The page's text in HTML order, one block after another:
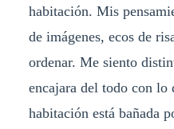
habitación. Mis
de imágenes, ecos de
ordenar. Me siento
encajara del todo con lo
habitación está bañada